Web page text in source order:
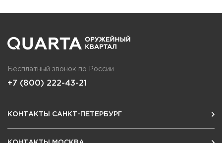
Бесплатный звонок по России
+7 (800) 222-43-21
КОНТАКТЫ САНКТ-ПЕТЕРБУРГ